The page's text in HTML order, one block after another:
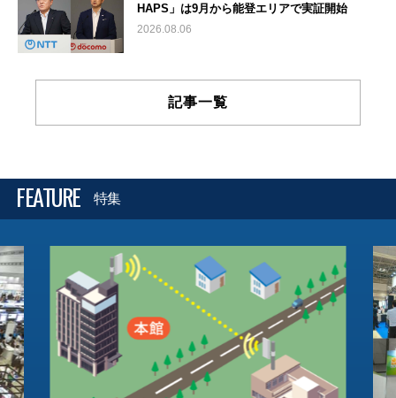
HAPS」は9月から能登エリアで実証開始
2026.08.06
記事一覧
FEATURE 特集